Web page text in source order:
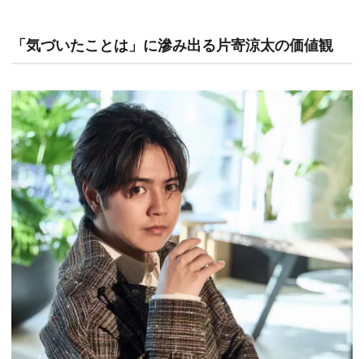
「気づいたことは」に滲み出る片寄涼太の価値観